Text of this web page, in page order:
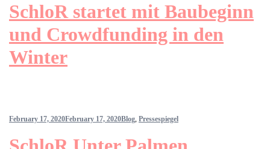
SchloR startet mit Baubeginn
und Crowdfunding in den
Winter
February 17, 2020February 17, 2020Blog, Pressespiegel